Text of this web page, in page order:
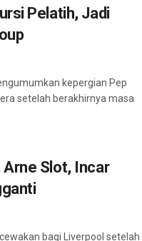
Pelatih, Jadi
kepergian Pep
setelah berakhirnya masa
Slot, Incar
bagi Liverpool setelah